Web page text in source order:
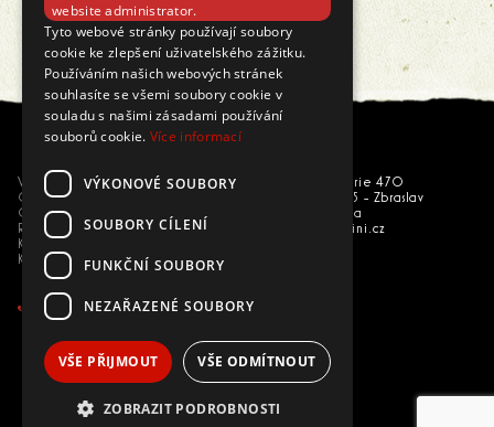
Vše o nákupu
Obchodní podmínky
GDPR
Reklamace
Kariéra
Kontakty
U národní galerie 470
156 00 Praha 5 - Zbraslav
Česká republika
eshop@trepallini.cz
website administrator.
Tyto webové stránky používají soubory
cookie ke zlepšení uživatelského zážitku.
Používáním našich webových stránek
souhlasíte se všemi soubory cookie v
souladu s našimi zásadami používání
souborů cookie. Více informací
VÝKONOVÉ SOUBORY
SOUBORY CÍLENÍ
FUNKČNÍ SOUBORY
NEZAŘAZENÉ SOUBORY
VŠE PŘIJMOUT VŠE ODMÍTNOUT
ZOBRAZIT PODROBNOSTI